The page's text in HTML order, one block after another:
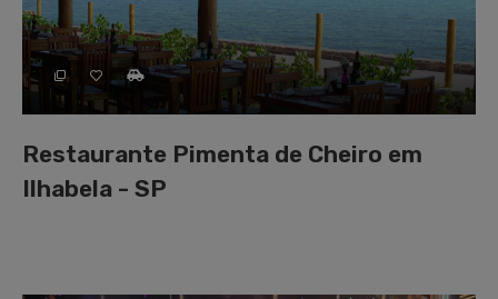
Restaurante Pimenta de Cheiro em
Ilhabela - SP